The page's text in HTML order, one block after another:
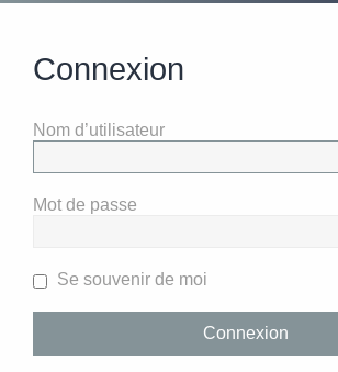
Connexion
Nom d’utilisateur
Mot de passe
Se souvenir de moi